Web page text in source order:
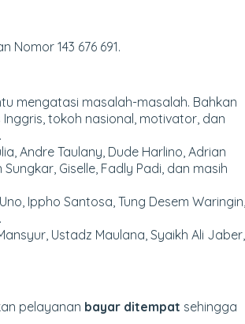
143 676 691.
mengatasi masalah-masalah. Bahkan
tokoh nasional, motivator, dan
Andre Taulany, Dude Harlino, Adrian
Giselle, Fadly Padi, dan masih
Ippho Santosa, Tung Desem Waringin,
Ustadz Maulana, Syaikh Ali Jaber,
pelayanan bayar ditempat sehingga